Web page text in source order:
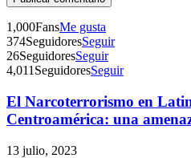
1,000FansMe gusta
374SeguidoresSeguir
26SeguidoresSeguir
4,011 SeguidoresSeguir
El Narcoterrorismo en
Centroamérica: una
13 julio, 2023